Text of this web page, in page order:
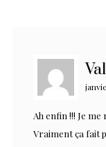
Ah enfin !!! Je
Vraiment ça fait